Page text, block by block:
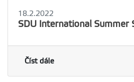
18.2.2022
SDU International Summer
Číst dále